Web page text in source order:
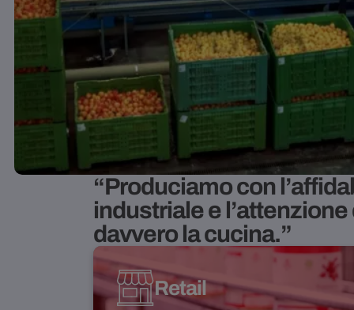
“Produciamo con
industriale e
davvero la cucina.”
Retail